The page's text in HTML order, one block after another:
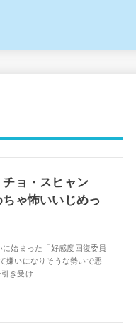
チョ・スヒャン
ちゃ怖いいじめっ
始まった「好感度回復委員
嫌いになりそうな勢いで悪
き受け...